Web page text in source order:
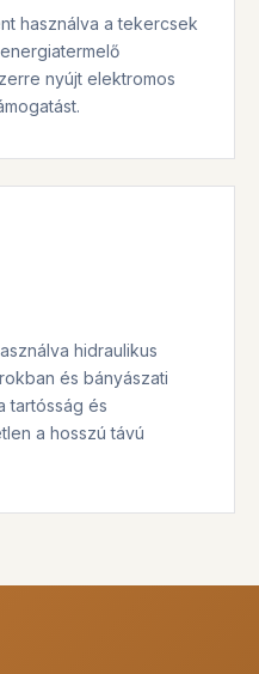
használva a tekercsek
nyújt elektromos
hidraulikus
és bányászati
tartósság és
a hosszú távú